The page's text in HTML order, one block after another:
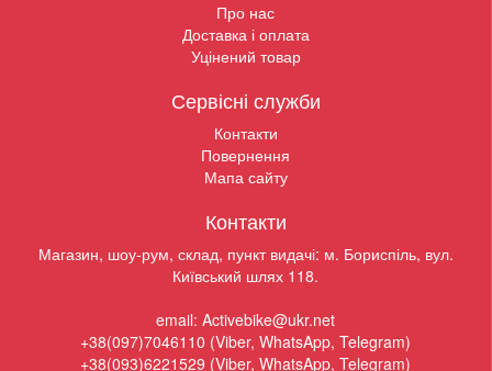
Про нас
Доставка і оплата
Уцінений товар
Сервісні служби
Контакти
Повернення
Мапа сайту
Контакти
Магазин, шоу-рум, склад, пункт видачі: м. Бориспіль, вул.
Київський шлях 118.
email: Activebike@ukr.net
+38(097)7046110 (Viber, WhatsApp, Telegram)
+38(093)6221529 (Viber, WhatsApp, Telegram)